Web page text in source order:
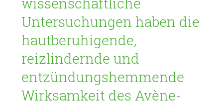
Untersuchungen haben die
hautberuhigende,
reizlindernde und
entzündungshemmende
Wirksamkeit des Avène-